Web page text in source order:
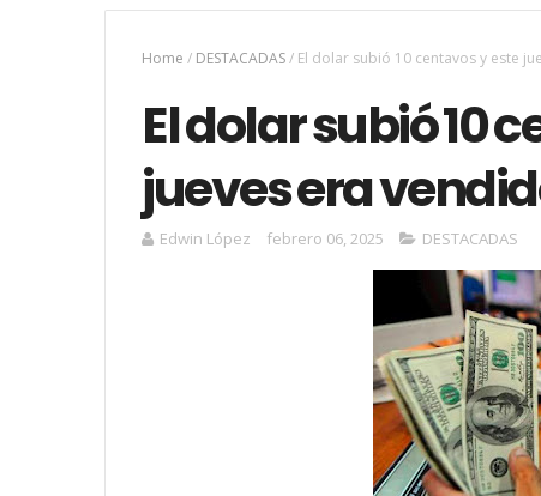
Home / DESTACADAS/ El dolar subió 10 centavos y este
El dolar subió 10
jueves era
Edwin López febrero 06, 2025 DESTACADAS